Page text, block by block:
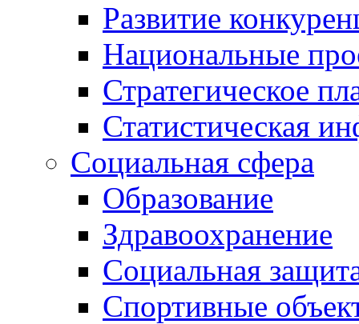
Развитие
Национальные
Стратегическое
Статистическая
Социальная сфера
Образование
Здравоохранение
Социальная
Спортивные